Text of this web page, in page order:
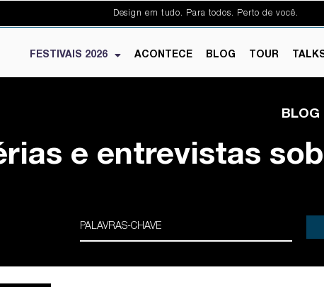
Design em tudo. Para todos. Perto de você.
FESTIVAIS 2026 ACONTECE BLOG TOUR
BLOG
e entrevistas